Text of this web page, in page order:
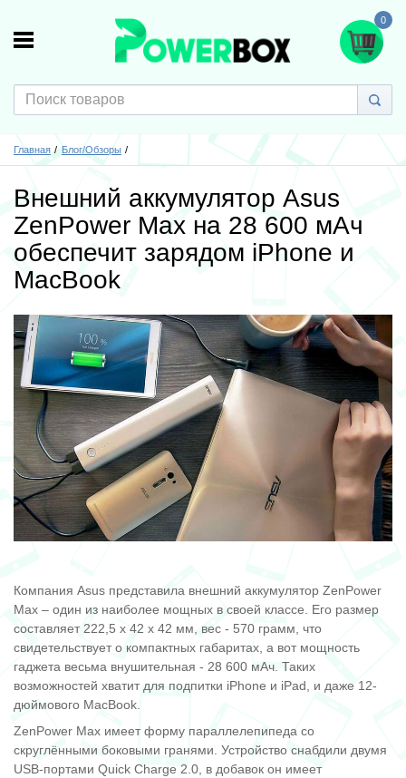
0
Главная Блог/Обзоры
Внешний аккумулятор Asus
ZenPower Max на 28 600 мАч
обеспечит зарядом iPhone и
MacBook
Компания Asus представила внешний аккумулятор ZenPower
Max – один из наиболее мощных в своей классе. Его размер
составляет 222,5 х 42 х 42 мм, вес - 570 грамм, что
свидетельствует о компактных габаритах, а вот мощность
гаджета весьма внушительная - 28 600 мАч. Таких
возможностей хватит для подпитки iPhone и iPad, и даже 12-
дюймового MacBook.
ZenPower Max имеет форму параллелепипеда со
скруглёнными боковыми гранями. Устройство снабдили двумя
USB-портами Quick Charge 2.0, в добавок он имеет